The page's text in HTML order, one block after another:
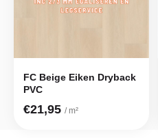
FC Beige Eiken Dryback
PVC
€21,95 / m²